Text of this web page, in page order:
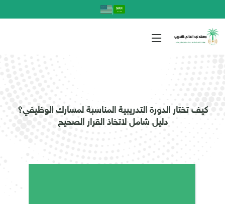
|
كيف تختار الدورة التدريبية المناسبة لمسارك الوظيفي؟
دليل شامل لاتخاذ القرار الصحيح